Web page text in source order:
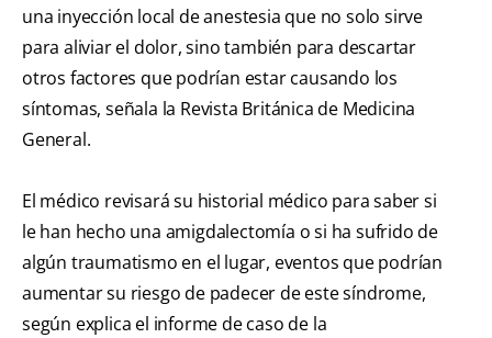
una inyección local de anestesia que no solo sirve
para aliviar el dolor, sino también para descartar
otros factores que podrían estar causando los
síntomas, señala la Revista Británica de Medicina
General.
El médico revisará su historial médico para saber si
le han hecho una amigdalectomía o si ha sufrido de
algún traumatismo en el lugar, eventos que podrían
aumentar su riesgo de padecer de este síndrome,
según explica el informe de caso de la